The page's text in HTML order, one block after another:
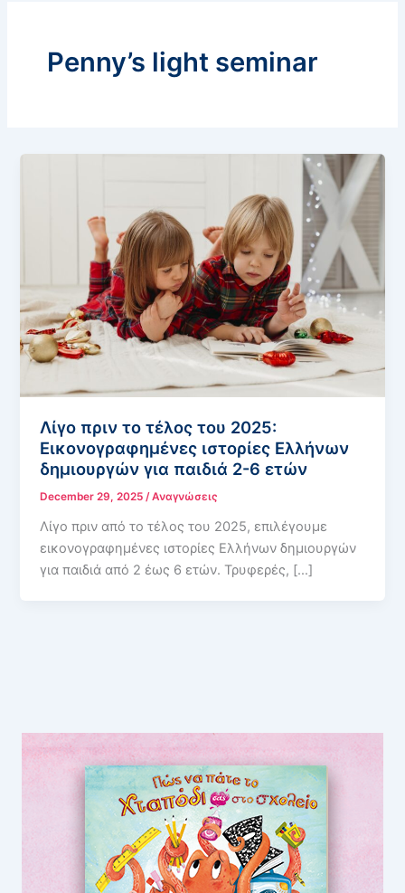
Penny’s light seminar
Λίγο πριν το τέλος του 2025:
Εικονογραφημένες ιστορίες Ελλήνων
δημιουργών για παιδιά 2-6 ετών
December 29, 2025/Αναγνώσεις
Λίγο πριν από το τέλος του 2025, επιλέγουμε
εικονογραφημένες ιστορίες Ελλήνων δημιουργών
για παιδιά από 2 έως 6 ετών. Τρυφερές, […]